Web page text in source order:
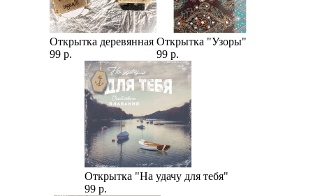
Открытка деревянная
99 р.
Открытка "Узоры"
99 р.
Открытка "На удачу для тебя"
99 р.